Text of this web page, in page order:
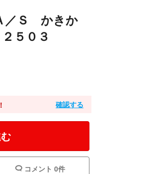
／Ｓ かきか
５０３
確認する
コメント 0件